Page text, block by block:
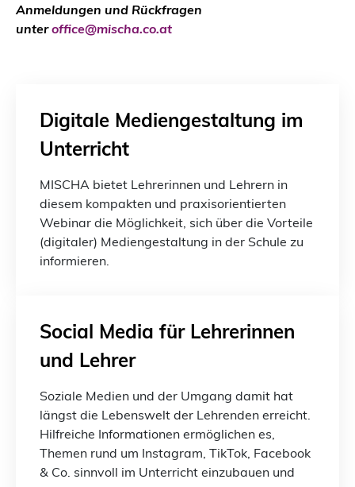
Anmeldungen und Rückfragen
unteroffice@mischa.co.at
Digitale Mediengestaltung im
Unterricht
MISCHA bietet Lehrerinnen und Lehrern in
diesem kompakten und praxisorientierten
Webinar die Möglichkeit, sich über die Vorteile
(digitaler) Mediengestaltung in der Schule zu
informieren.
Social Media für Lehrerinnen
und Lehrer
Soziale Medien und der Umgang damit hat
längst die Lebenswelt der Lehrenden erreicht.
Hilfreiche Informationen ermöglichen es,
Themen rund um Instagram, TikTok, Facebook
& Co. sinnvoll im Unterricht einzubauen und